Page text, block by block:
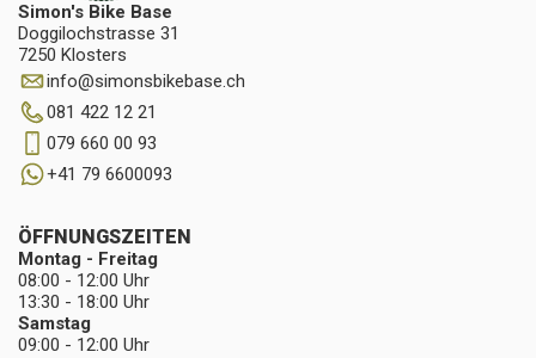
Simon's Bike Base
Doggilochstrasse 31
7250 Klosters
info@simonsbikebase.ch
081 422 12 21
079 660 00 93
+41 79 6600093
ÖFFNUNGSZEITEN
Montag - Freitag
08:00 - 12:00 Uhr
13:30 - 18:00 Uhr
Samstag
09:00 - 12:00 Uhr